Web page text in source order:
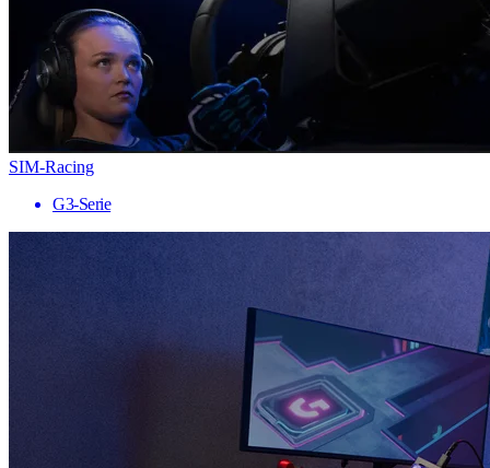
SIM-Racing
G3-Serie